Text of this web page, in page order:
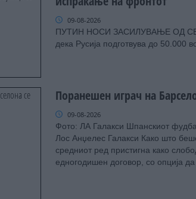
09-08-2026
ПУТИН НОСИ ЗАСИЛУВАЊЕ ОД
дека Русија подготвува до 50.000
Поранешен играч на
09-08-2026
Фото: ЛА Галакси Шпанскиот
Лос Анџелес Галакси Како што
средниот ред пристигна како
едногодишен договор, со опција